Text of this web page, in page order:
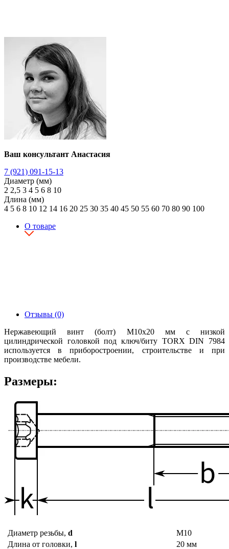
Ваш консультант Анастасия
7 (921) 091-15-13
Диаметр (мм)
2 2,5 3 4 5 6 8 10
Длина (мм)
4 5 6 8 10 12 14 16 20 25 30 35 40 45 50 55 60 70 80 90 100
О товаре
Отзывы (0)
Нержавеющий винт (болт) М10х20 мм с низкой
цилиндрической головкой под ключ/биту TORX DIN 7984
используется в приборостроении, строительстве и при
производстве мебели.
Размеры:
Диаметр резьбы, d
М10
Длина от головки, l
20 мм